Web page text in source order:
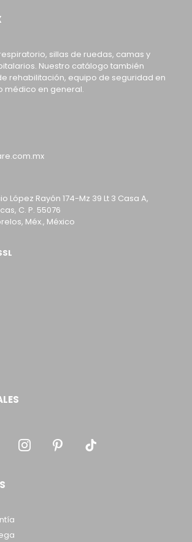
sillas de ruedas, camas y
Nuestro catálogo también
rehabilitación, equipo de seguridad en
médico en general.
López Rayón 174-Mz 39 Lt 3 Casa A,
C. P. 55076
Méx., México